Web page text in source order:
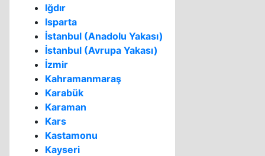
Iğdır
Isparta
İstanbul (Anadolu Yakası)
İstanbul (Avrupa Yakası)
İzmir
Kahramanmaraş
Karabük
Karaman
Kars
Kastamonu
Kayseri